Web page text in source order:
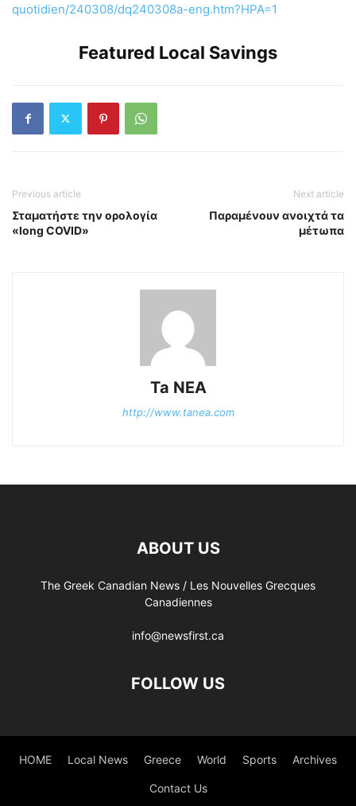
quotidien/240308/dq240308a-eng.htm?HPA=1
Featured Local Savings
Previous article
Σταματήστε την ορολογία
«long COVID»
Next article
Παραμένουν ανοιχτά τα
μέτωπα
Ta NEA
http://www.tanea.com
ABOUT US
The Greek Canadian News / Les Nouvelles Grecques
Canadiennes
info@newsfirst.ca
FOLLOW US
HOME Local News Greece World Sports Archives
Contact Us